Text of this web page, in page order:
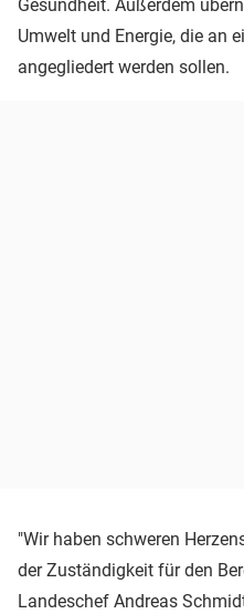
Gesundheit. Außerdem
Umwelt und Energie, die an
angegliedert werden sollen.
"Wir haben schweren
der Zuständigkeit für den
Landeschef Andreas